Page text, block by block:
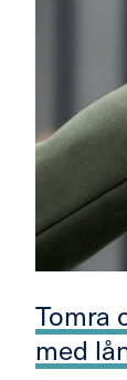
Tomra
med